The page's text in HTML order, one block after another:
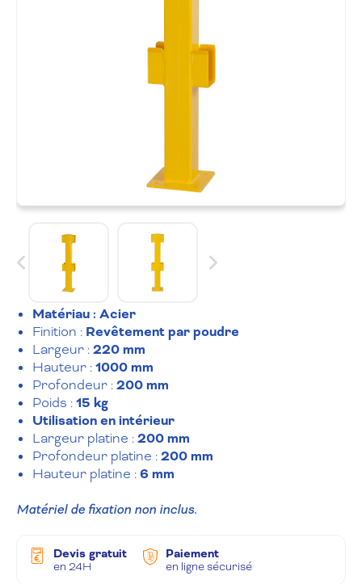
Matériau : Acier
Finition : Revêtement par poudre
Largeur :220 mm
Hauteur :1000 mm
Profondeur :200 mm
Poids :15 kg
Utilisation en intérieur
Largeur platine :200 mm
Profondeur platine :200 mm
Hauteur platine :6 mm
Matériel de fixation non inclus.
Devis gratuit
en 24H
Paiement
en ligne sécurisé